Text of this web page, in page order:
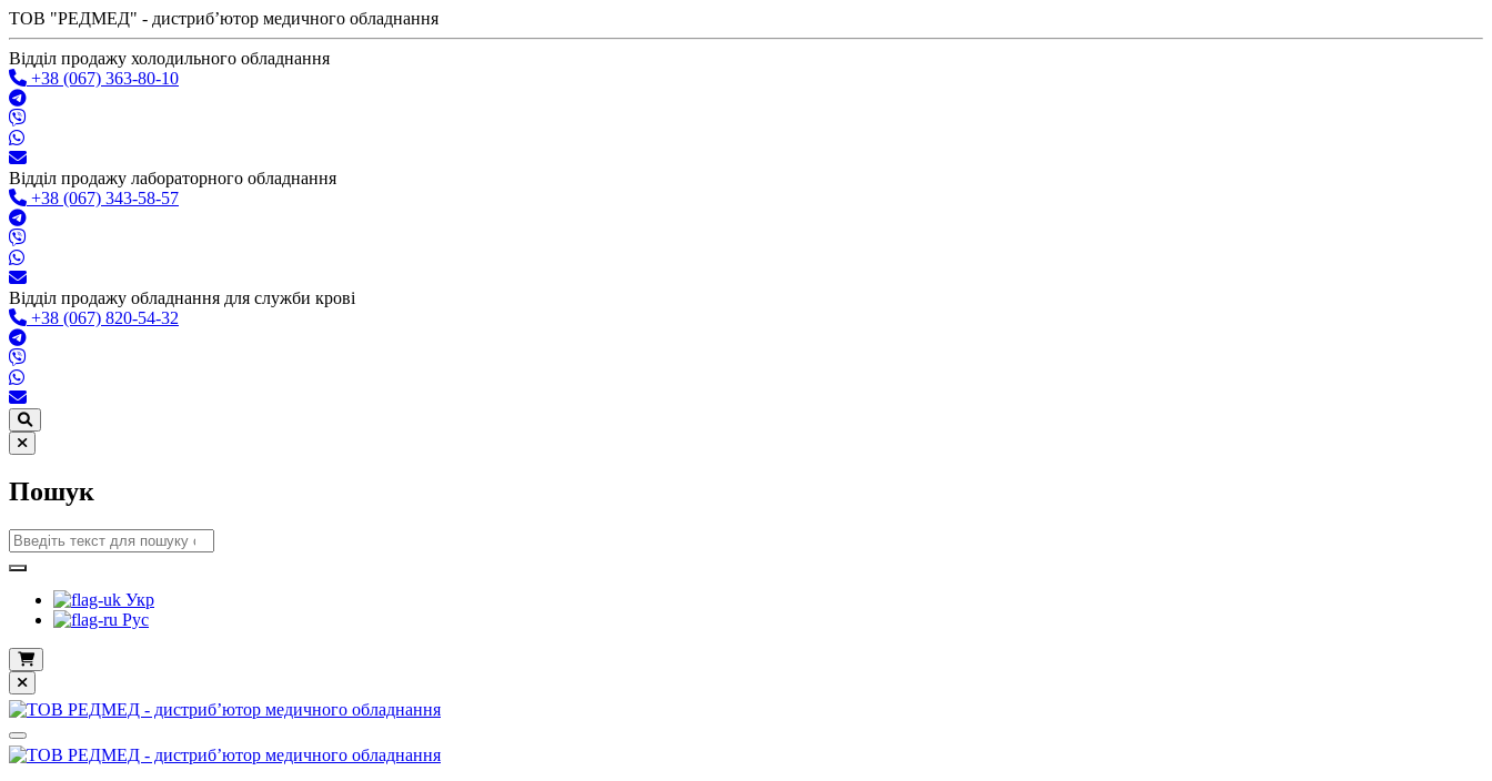
ТОВ "РЕДМЕД" - дистрибʼютор медичного обладнання
Відділ продажу холодильного обладнання
+38 (067) 363-80-10
Відділ продажу лабораторного обладнання
+38 (067) 343-58-57
Відділ продажу обладнання для служби крові
+38 (067) 820-54-32
Пошук
Укр
Рус